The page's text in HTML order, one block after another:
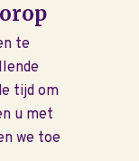
te
tijd om
u met
we toe